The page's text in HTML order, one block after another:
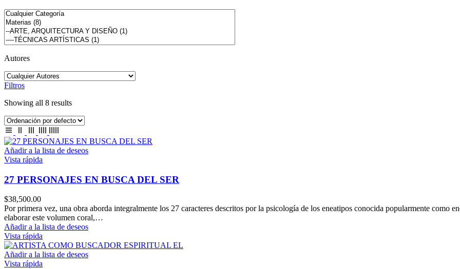
Autores
Filtros
Showing all 8 results
Añadir a la lista de deseos
Vista rápida
27 PERSONAJES EN BUSCA DEL SER
$38,500.00
Por primera vez, una obra aborda integralmente los 27 caracteres descritos por la psicología de los eneatipos conocida popularmente como
elaborar este volumen coral,…
Añadir a la lista de deseos
Vista rápida
Añadir a la lista de deseos
Vista rápida